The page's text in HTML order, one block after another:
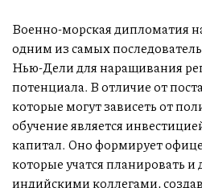
Военно-морская дипломатия
одним из самых
Нью-Дели для наращивания
потенциала. В отличие от
которые могут зависеть от
обучение является
капитал. Оно формирует
которые учатся планировать и
индийскими коллегами,